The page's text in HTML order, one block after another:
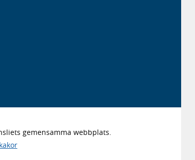
gemensamma webbplats.